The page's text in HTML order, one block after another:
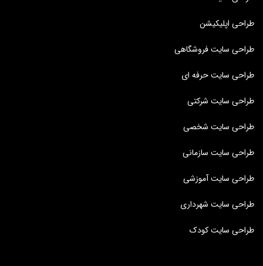
طراحی اپلیکیشن
طراحی سایت فروشگاهی
طراحی سایت حرفه ای
طراحی سایت شرکتی
طراحی سایت شخصی
طراحی سایت سازمانی
طراحی سایت آموزشی
طراحی سایت شهرداری
طراحی سایت کودک